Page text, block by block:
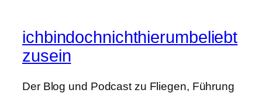
ichbindochnichthierumbeliebt
zusein
Der Blog und Podcast zu Fliegen, Führung